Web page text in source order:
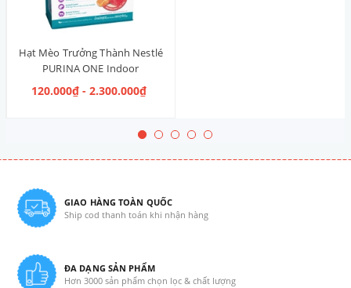
Hạt Mèo Trưởng Thành Nestlé
PURINA ONE Indoor
Advantage Salmon & Tuna [Vị
Cá Hồi & Cá Ngừ]
120.000₫ - 2.300.000₫
GIAO HÀNG TOÀN QUỐC
Ship cod thanh toán khi nhận hàng
ĐA DẠNG SẢN PHẨM
Hơn 3000 sản phẩm chọn lọc & chất lượng